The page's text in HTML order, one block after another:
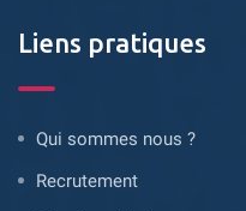
Liens pratiques
Qui sommes nous ?
Recrutement